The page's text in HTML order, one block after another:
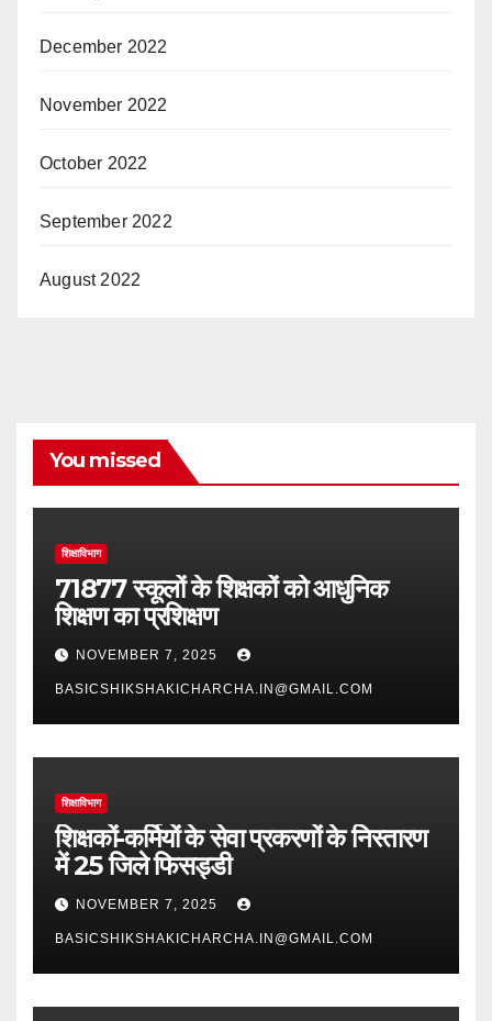
December 2022
November 2022
October 2022
September 2022
August 2022
You missed
शिक्षाविभाग
71877 स्कूलों के शिक्षकों को आधुनिक
शिक्षण का प्रशिक्षण
NOVEMBER 7, 2025
BASICSHIKSHAKICHARCHA.IN@GMAIL.COM
शिक्षाविभाग
शिक्षकों-कर्मियों के सेवा प्रकरणों के निस्तारण
में 25 जिले फिसड्डी
NOVEMBER 7, 2025
BASICSHIKSHAKICHARCHA.IN@GMAIL.COM